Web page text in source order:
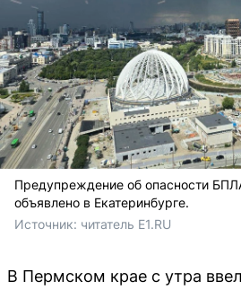
Предупреждение об опасности
объявлено в Екатеринбурге.
Источник: читатель E1.RU
В Пермском крае с утра